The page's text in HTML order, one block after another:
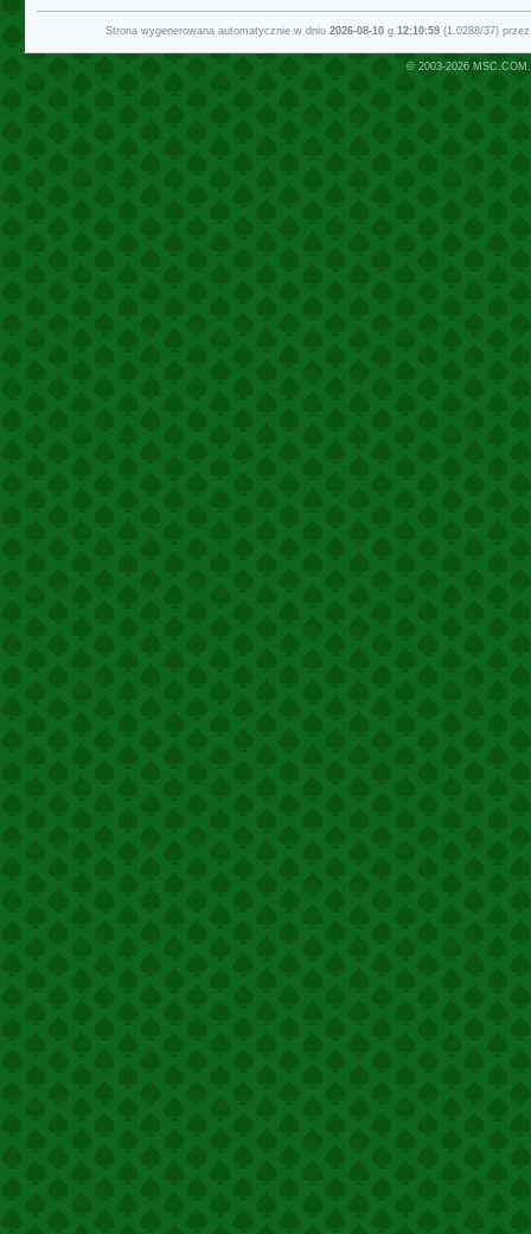
Strona wygenerowana automatycznie w dniu 2026-08-10g.12:10:59(1.0288/37)
© 2003-2026